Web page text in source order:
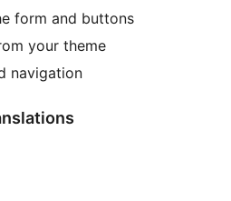
form and buttons
your theme
navigation